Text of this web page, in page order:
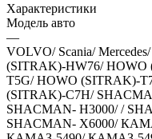
Характеристики
Модель авто
—
VOLVO/ Scania/
(SITRAK)-HW76/
T5G/ HOWO (SITRAK)-
(SITRAK)-C7H/
SHACMAN- H3000/ /
SHACMAN- X6000/